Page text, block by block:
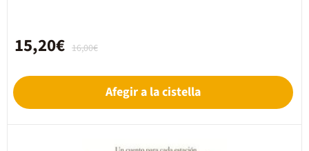
16,00€
15,20€
Afegir a la cistella